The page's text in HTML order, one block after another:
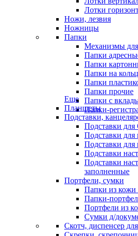
Лотки
Ножи, лезвия
Ножницы
Папки
Механизмы
Папки
Папки
Папки на
Папки
Папки прочие
Папки с
Папки-
Еще
Планшеты
Подставки,
Подставки для
Подставки для
Подставки для
Подставки
Подставки
заполненные
Портфели, сумки
Папки из кожи
Папки-
Портфели из
Сумки д/
Скотч, диспенсер